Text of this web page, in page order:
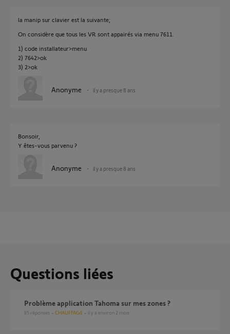
la manip sur clavier est la suivante;
On considère que tous les VR sont appairés via menu 7611.
1) code installateur>menu
2) 7642>ok
3) 2>ok
Anonyme il y a presque 8 ans
Bonsoir,
Y êtes-vous parvenu ?
Anonyme il y a presque 8 ans
Questions liées
Problème application Tahoma sur mes zones ?
85 réponses CHAUFFAGE il y a environ 2 mois